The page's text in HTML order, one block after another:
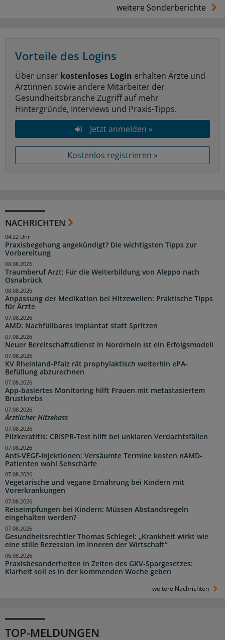
weitere Sonderberichte
Vorteile des Logins
Über unser kostenloses Login erhalten Ärzte und
Ärztinnen sowie andere Mitarbeiter der
Gesundheitsbranche Zugriff auf mehr
Hintergründe, Interviews und Praxis-Tipps.
Jetzt anmelden »
Kostenlos registrieren »
NACHRICHTEN
Praxisbegehung angekündigt? Die wichtigsten Tipps zur
Vorbereitung
04:22 Uhr
Traumberuf Arzt: Für die Weiterbildung von Aleppo nach
Osnabrück
08.08.2026
Anpassung der Medikation bei Hitzewellen: Praktische Tipps
für Ärzte
08.08.2026
AMD: Nachfüllbares Implantat statt Spritzen
07.08.2026
Neuer Bereitschaftsdienst in Nordrhein ist ein Erfolgsmodell
07.08.2026
KV Rheinland-Pfalz rät prophylaktisch weiterhin ePA-
Befüllung abzurechnen
07.08.2026
App-basiertes Monitoring hilft Frauen mit metastasiertem
Brustkrebs
07.08.2026
Ärztlicher Hitzehass
07.08.2026
Pilzkeratitis: CRISPR-Test hilft bei unklaren Verdachtsfällen
07.08.2026
Anti-VEGF-Injektionen: Versäumte Termine kosten nAMD-
Patienten wohl Sehschärfe
07.08.2026
Vegetarische und vegane Ernährung bei Kindern mit
Vorerkrankungen
07.08.2026
Reiseimpfungen bei Kindern: Müssen Abstandsregeln
eingehalten werden?
07.08.2026
Gesundheitsrechtler Thomas Schlegel: „Krankheit wirkt wie
eine stille Rezession im Inneren der Wirtschaft“
07.08.2026
Praxisbesonderheiten in Zeiten des GKV-Spargesetzes:
Klarheit soll es in der kommenden Woche geben
06.08.2026
weitere Nachrichten
TOP-MELDUNGEN